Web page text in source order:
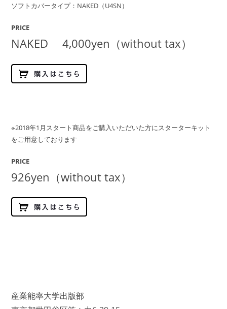
ソフトカバータイプ：NAKED（U4SN）
PRICE
NAKED 4,000yen（without tax）
※2018年1月スタート商品をご購入いただいた方にスターターキット
をご用意しております
PRICE
926yen（without tax）
産業能率大学出版部